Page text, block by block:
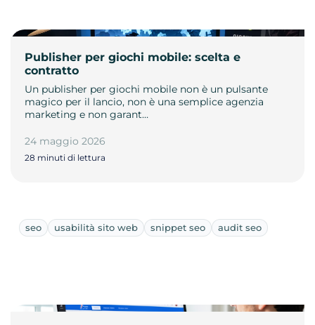
Publisher per giochi mobile: scelta e
contratto
Un publisher per giochi mobile non è un pulsante
magico per il lancio, non è una semplice agenzia
marketing e non garant…
24 maggio 2026
28 minuti di lettura
seo usabilità sito web snippet seo audit seo